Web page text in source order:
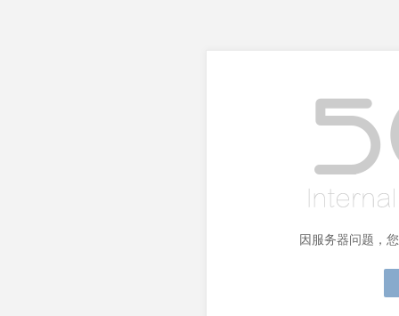
因服务器问题，